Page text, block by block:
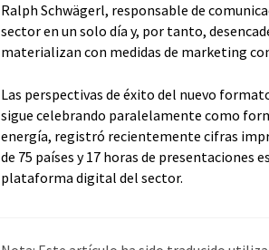
Ralph Schwägerl, responsable de
sector en un solo día y, por tanto,
materializan con medidas de marketing
Las perspectivas de éxito del nuevo
sigue celebrando paralelamente como
energía, registró recientemente cifras
de 75 países y 17 horas de presentaciones
plataforma digital del sector.